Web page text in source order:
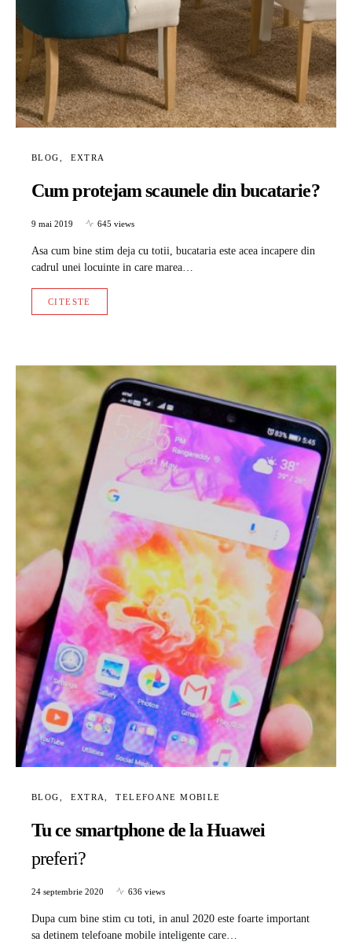
BLOG EXTRA
Cum protejam scaunele din bucatarie?
9 mai 2019 645 views
Asa cum bine stim deja cu totii, bucataria este acea incapere din
cadrul unei locuinte in care marea…
CITESTE
BLOG EXTRA TELEFOANE MOBILE
Tu ce smartphone de la Huawei
preferi?
24 septembrie 2020 636 views
Dupa cum bine stim cu toti, in anul 2020 este foarte important
sa detinem telefoane mobile inteligente care…